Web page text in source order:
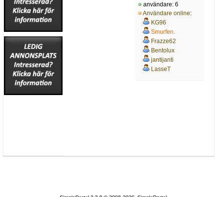
användare: 6
Användare online:
KG96
Smurfen.
Frazze62
Bentolux
jantijanti
LasseT